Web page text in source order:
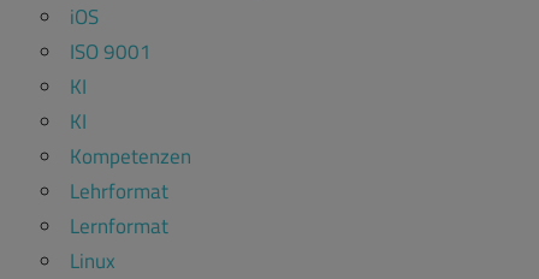
iOS
ISO 9001
KI
KI
Kompetenzen
Lehrformat
Lernformat
Linux